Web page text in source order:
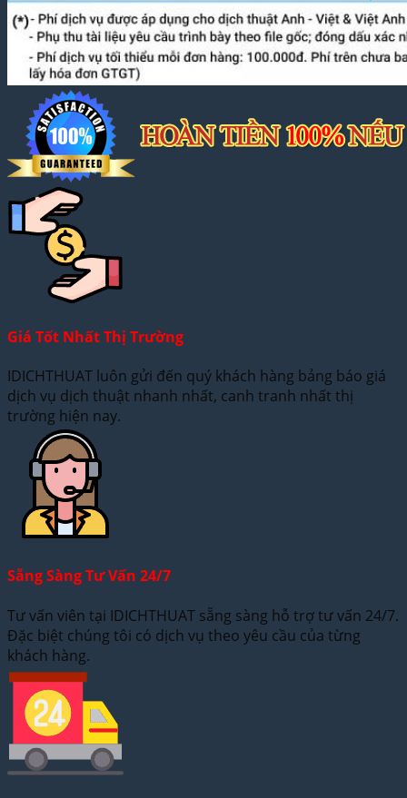
Giá Tốt Nhất Thị Trường
IDICHTHUAT luôn gửi đến quý khách hàng bảng báo giá
dịch vụ dịch thuật nhanh nhất, canh tranh nhất thị
trường hiện nay.
Sẵng Sàng Tư Vấn 24/7
Tư vấn viên tại IDICHTHUAT sẵng sàng hỗ trợ tư vấn 24/7.
Đặc biệt chúng tôi có dịch vụ theo yêu cầu của từng
khách hàng.